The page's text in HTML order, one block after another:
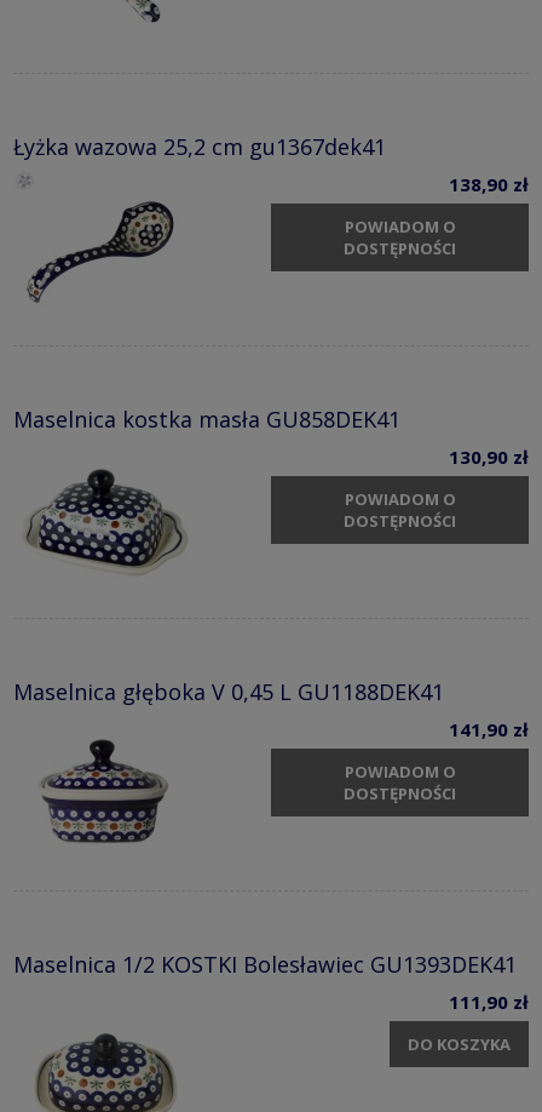
Łyżka wazowa 25,2 cm gu1367dek41
138,90 zł
POWIADOM O
DOSTĘPNOŚCI
Maselnica kostka masła GU858DEK41
130,90 zł
POWIADOM O
DOSTĘPNOŚCI
Maselnica głęboka V 0,45 L GU1188DEK41
141,90 zł
POWIADOM O
DOSTĘPNOŚCI
Maselnica 1/2 KOSTKI Bolesławiec GU1393DEK41
111,90 zł
DO KOSZYKA